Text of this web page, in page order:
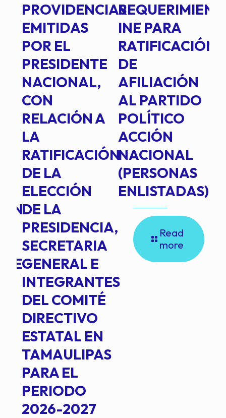
PROVIDENCIAS
EMITIDAS
POR EL
PRESIDENTE
NACIONAL,
CON
RELACIÓN A
LA
RATIFICACIÓN
DE LA
ELECCIÓN
DE LA
PRESIDENCIA,
SECRETARIA
GENERAL E
INTEGRANTES
DEL COMITÉ
DIRECTIVO
ESTATAL EN
TAMAULIPAS
PARA EL
PERIODO
2026-2027
INE PARA
RATIFICACIÓN
DE
AFILIACIÓN
AL PARTIDO
POLÍTICO
ACCIÓN
NACIONAL
(PERSONAS
ENLISTADAS)
Read
more